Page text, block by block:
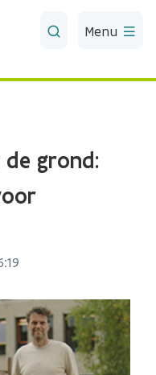
Menu
grond: